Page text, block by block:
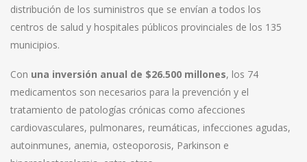
distribución de los suministros que se envían a todos los
centros de salud y hospitales públicos provinciales de los 135
municipios.
Con una inversión anual de $26.500 millones, los 74
medicamentos son necesarios para la prevención y el
tratamiento de patologías crónicas como afecciones
cardiovasculares, pulmonares, reumáticas, infecciones agudas,
autoinmunes, anemia, osteoporosis, Parkinson e